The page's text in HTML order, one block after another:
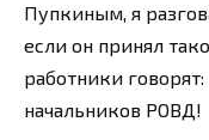
Пупкиным, я
если он принял
работники
начальников РОВД!